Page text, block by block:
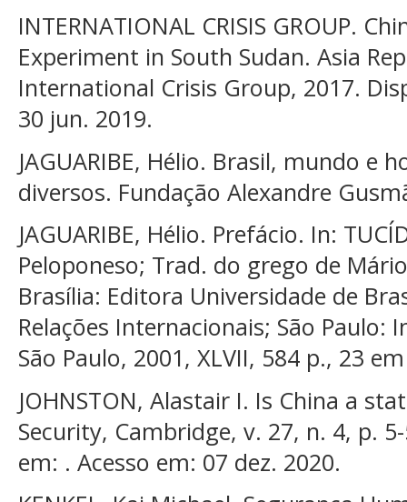
INTERNATIONAL CRISIS GROUP.
Experiment in South Sudan. Asia
International Crisis Group, 2017.
30 jun. 2019.
JAGUARIBE, Hélio. Brasil, mundo e
diversos. Fundação Alexandre
JAGUARIBE, Hélio. Prefácio. In:
Peloponeso; Trad. do grego de
Brasília: Editora Universidade de
Relações Internacionais; São Paulo:
São Paulo, 2001, XLVII, 584 p., 23
JOHNSTON, Alastair I. Is China a
Security, Cambridge, v. 27, n. 4, p.
em: . Acesso em: 07 dez. 2020.